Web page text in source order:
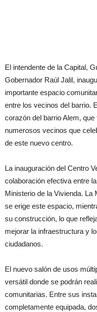
El intendente de la Capital,
Gobernador Raúl Jalil,
importante espacio
entre los vecinos del barrio.
corazón del barrio Alem,
numerosos vecinos que
de este nuevo centro.
La inauguración del Centro
colaboración efectiva entre
Ministerio de la Vivienda. La
se erige este espacio,
su construcción, lo que
mejorar la infraestructura y
ciudadanos.
El nuevo salón de usos
versátil donde se podrán
comunitarias. Entre sus
completamente equipada,